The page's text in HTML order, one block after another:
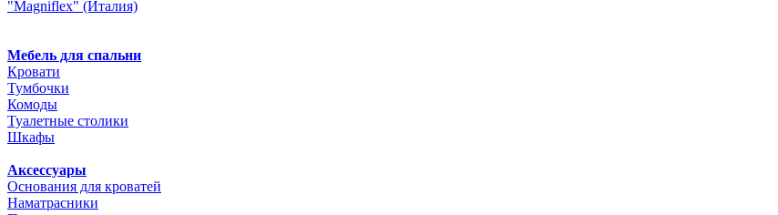
"Magniflex" (Италия)
Мебель для спальни
Кровати
Тумбочки
Комоды
Туалетные столики
Шкафы
Аксессуары
Основания для кроватей
Наматрасники